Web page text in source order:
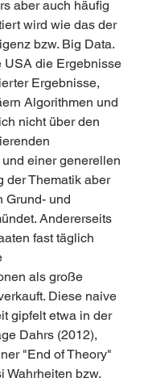
aber auch häufig
wird wie das der
bzw. Big Data.
USA die Ergebnisse
Ergebnisse,
Algorithmen und
nicht über den
einer generellen
der Thematik aber
Grund- und
Andererseits
fast täglich
als große
Diese naive
gipfelt etwa in der
Dahrs (2012),
"End of Theory"
Wahrheiten bzw.